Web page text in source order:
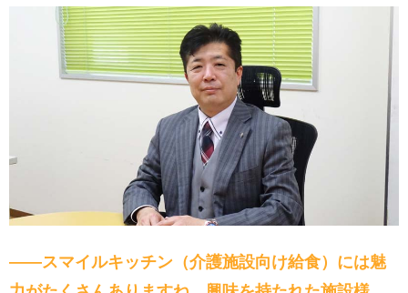
――スマイルキッチン（介護施設向け給食）には魅